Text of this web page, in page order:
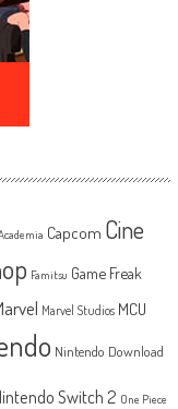
Capcom Cine
Famitsu Game Freak
Marvel Studios MCU
Nintendo Download
Switch 2 One Piece